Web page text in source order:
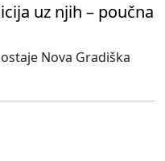
uz njih – poučna
Nova Gradiška